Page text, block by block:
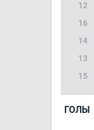
12
16
14
13
15
ГОЛЫ